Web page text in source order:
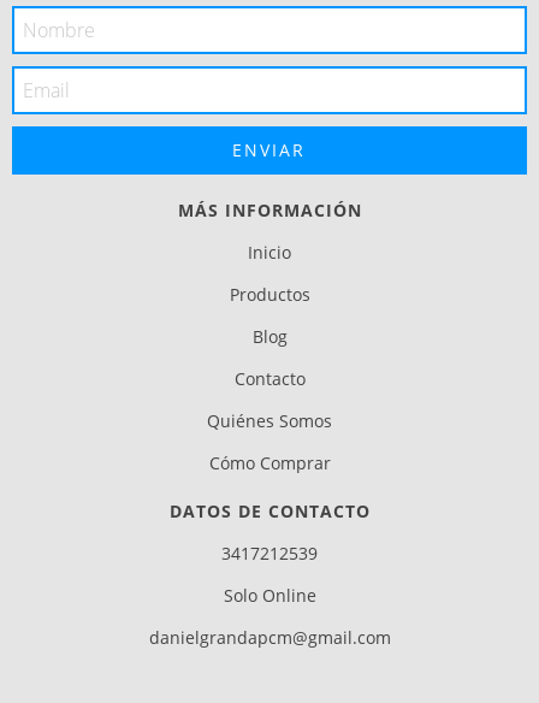
MÁS INFORMACIÓN
Inicio
Productos
Blog
Contacto
Quiénes Somos
Cómo Comprar
DATOS DE CONTACTO
3417212539
Solo Online
danielgrandapcm@gmail.com